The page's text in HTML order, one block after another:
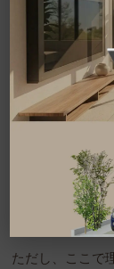
また、認定ま
居が遅くなる点
家の規模や構
るまでは早くて
そして、一度認
作成する維持保
をしなくては
れてしまう可能
ただし、ここで